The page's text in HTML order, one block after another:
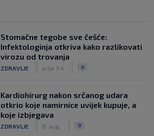
Stomačne tegobe sve češće:
Infektologinja otkriva kako razlikovati
virozu od trovanja
ZDRAVLJE prije 3 h 0
Kardiohirurg nakon srčanog udara
otkrio koje namirnice uvijek kupuje, a
koje izbjegava
ZDRAVLJE 8. aug. 0